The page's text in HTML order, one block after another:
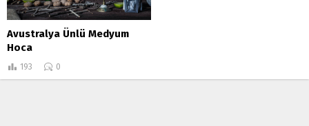
Avustralya Ünlü Medyum
Hoca
193 0